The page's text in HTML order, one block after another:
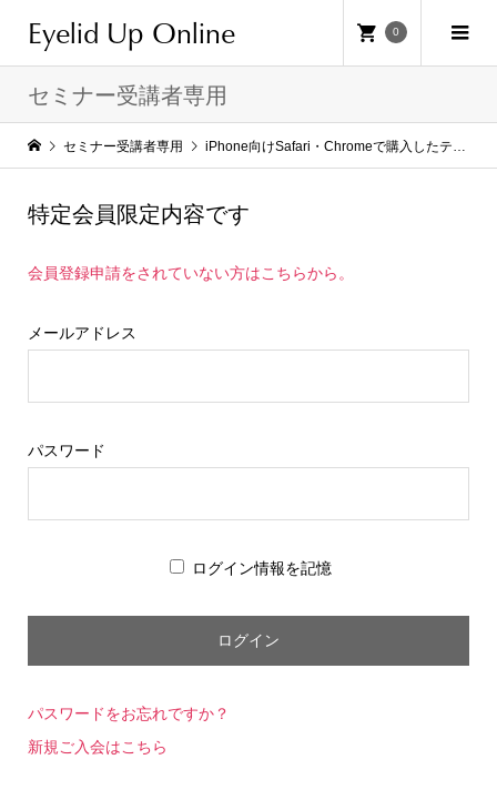
Eyelid Up Online 0
セミナー受講者専用
セミナー受講者専用 iPhone向けSafari・Chromeで購入したテクニカル動画が見られない方へ
特定会員限定内容です
会員登録申請をされていない方はこちらから。
メールアドレス
パスワード
ログイン情報を記憶
パスワードをお忘れですか？
新規ご入会はこちら